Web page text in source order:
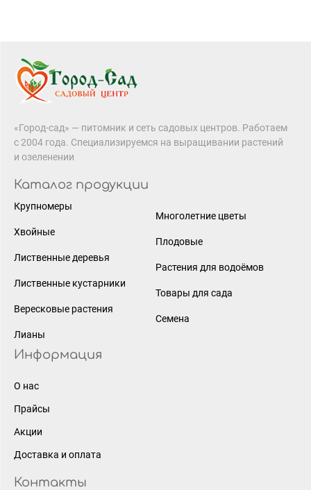
«Город-сад» — питомник и сеть садовых центров. Работаем
с 2004 года. Специализируемся на выращивании растений
и озеленении
Каталог продукции
Крупномеры
Хвойные
Лиственные деревья
Лиственные кустарники
Вересковые растения
Лианы
Многолетние цветы
Плодовые
Растения для водоёмов
Товары для сада
Семена
Информация
О нас
Прайсы
Акции
Доставка и оплата
Контакты